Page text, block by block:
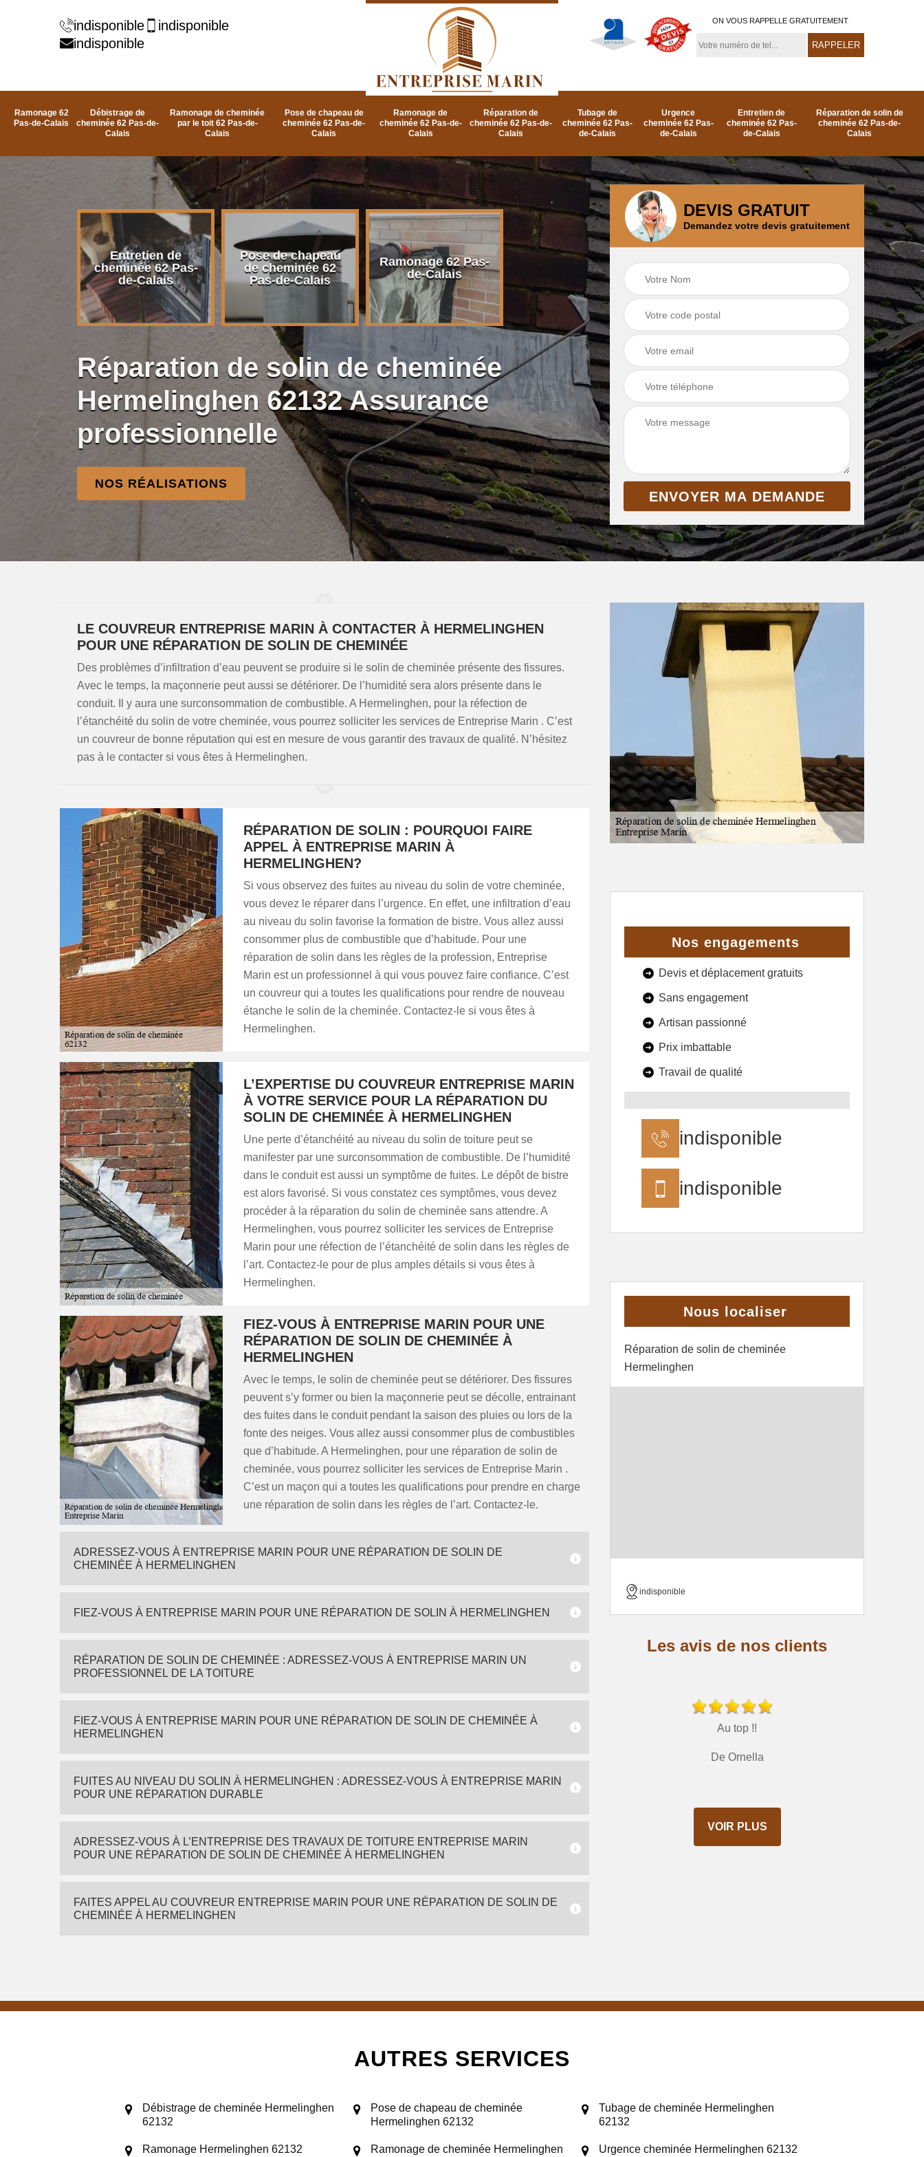
indisponible
indisponible
indisponible
ON VOUS RAPPELLE GRATUITEMENT
Ramonage 62
Pas-de-Calais
Débistrage de
cheminée 62 Pas-de-
Calais
Ramonage de cheminée
par le toit 62 Pas-de-
Calais
Pose de chapeau de
cheminée 62 Pas-de-
Calais
Ramonage de
cheminée 62 Pas-de-
Calais
Réparation de
cheminée 62 Pas-de-
Calais
Tubage de
cheminée 62 Pas-
de-Calais
Urgence
cheminée 62 Pas-
de-Calais
Entretien de
cheminée 62 Pas-
de-Calais
Réparation de solin de
cheminée 62 Pas-de-
Calais
Entretien de
cheminée 62 Pas-
de-Calais
Pose de chapeau
de cheminée 62
Pas-de-Calais
Ramonage 62 Pas-
de-Calais
Ramonage de
cheminée 62 Pas-
de-Calais
62 Pas-de-Calais
Réparation de
cheminée 62 Pas-
de-Calais
Réparation de solin de cheminée
Hermelinghen 62132 Assurance
professionnelle
NOS RÉALISATIONS
DEVIS GRATUIT
Demandez votre devis gratuitement
LE COUVREUR ENTREPRISE MARIN À CONTACTER À HERMELINGHEN
POUR UNE RÉPARATION DE SOLIN DE CHEMINÉE
Des problèmes d’infiltration d’eau peuvent se produire si le solin de cheminée présente des fissures.
Avec le temps, la maçonnerie peut aussi se détériorer. De l’humidité sera alors présente dans le
conduit. Il y aura une surconsommation de combustible. A Hermelinghen, pour la réfection de
l’étanchéité du solin de votre cheminée, vous pourrez solliciter les services de Entreprise Marin . C’est
un couvreur de bonne réputation qui est en mesure de vous garantir des travaux de qualité. N’hésitez
pas à le contacter si vous êtes à Hermelinghen.
RÉPARATION DE SOLIN : POURQUOI FAIRE
APPEL À ENTREPRISE MARIN À
HERMELINGHEN?
Si vous observez des fuites au niveau du solin de votre cheminée,
vous devez le réparer dans l’urgence. En effet, une infiltration d’eau
au niveau du solin favorise la formation de bistre. Vous allez aussi
consommer plus de combustible que d’habitude. Pour une
réparation de solin dans les règles de la profession, Entreprise
Marin est un professionnel à qui vous pouvez faire confiance. C’est
un couvreur qui a toutes les qualifications pour rendre de nouveau
étanche le solin de la cheminée. Contactez-le si vous êtes à
Hermelinghen.
L’EXPERTISE DU COUVREUR ENTREPRISE MARIN
À VOTRE SERVICE POUR LA RÉPARATION DU
SOLIN DE CHEMINÉE À HERMELINGHEN
Une perte d’étanchéité au niveau du solin de toiture peut se
manifester par une surconsommation de combustible. De l’humidité
dans le conduit est aussi un symptôme de fuites. Le dépôt de bistre
est alors favorisé. Si vous constatez ces symptômes, vous devez
procéder à la réparation du solin de cheminée sans attendre. A
Hermelinghen, vous pourrez solliciter les services de Entreprise
Marin pour une réfection de l’étanchéité de solin dans les règles de
l’art. Contactez-le pour de plus amples détails si vous êtes à
Hermelinghen.
FIEZ-VOUS À ENTREPRISE MARIN POUR UNE
RÉPARATION DE SOLIN DE CHEMINÉE À
HERMELINGHEN
Avec le temps, le solin de cheminée peut se détériorer. Des fissures
peuvent s’y former ou bien la maçonnerie peut se décolle, entrainant
des fuites dans le conduit pendant la saison des pluies ou lors de la
fonte des neiges. Vous allez aussi consommer plus de combustibles
que d’habitude. A Hermelinghen, pour une réparation de solin de
cheminée, vous pourrez solliciter les services de Entreprise Marin .
C’est un maçon qui a toutes les qualifications pour prendre en charge
une réparation de solin dans les règles de l’art. Contactez-le.
ADRESSEZ-VOUS À ENTREPRISE MARIN POUR UNE RÉPARATION DE SOLIN DE
CHEMINÉE À HERMELINGHEN
FIEZ-VOUS À ENTREPRISE MARIN POUR UNE RÉPARATION DE SOLIN À HERMELINGHEN
RÉPARATION DE SOLIN DE CHEMINÉE : ADRESSEZ-VOUS À ENTREPRISE MARIN UN
PROFESSIONNEL DE LA TOITURE
FIEZ-VOUS À ENTREPRISE MARIN POUR UNE RÉPARATION DE SOLIN DE CHEMINÉE À
HERMELINGHEN
FUITES AU NIVEAU DU SOLIN À HERMELINGHEN : ADRESSEZ-VOUS À ENTREPRISE MARIN
POUR UNE RÉPARATION DURABLE
ADRESSEZ-VOUS À L’ENTREPRISE DES TRAVAUX DE TOITURE ENTREPRISE MARIN
POUR UNE RÉPARATION DE SOLIN DE CHEMINÉE À HERMELINGHEN
FAITES APPEL AU COUVREUR ENTREPRISE MARIN POUR UNE RÉPARATION DE SOLIN DE
CHEMINÉE À HERMELINGHEN
Nos engagements
Devis et déplacement gratuits
Sans engagement
Artisan passionné
Prix imbattable
Travail de qualité
indisponible
indisponible
Nous localiser
Réparation de solin de cheminée
Hermelinghen
indisponible
Les avis de nos clients
Au top !!
De Ornella
VOIR PLUS
AUTRES SERVICES
Débistrage de cheminée Hermelinghen
62132
Ramonage Hermelinghen 62132
Pose de chapeau de cheminée
Hermelinghen 62132
Ramonage de cheminée Hermelinghen
Tubage de cheminée Hermelinghen
62132
Urgence cheminée Hermelinghen 62132